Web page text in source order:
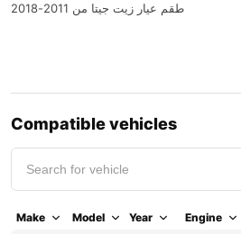
طقم عيار زيت جيتا من 2011-2018
Compatible vehicles
Make Model Year Engine